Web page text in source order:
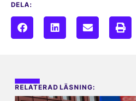
DELA:
RELATERAD LÄSNING: